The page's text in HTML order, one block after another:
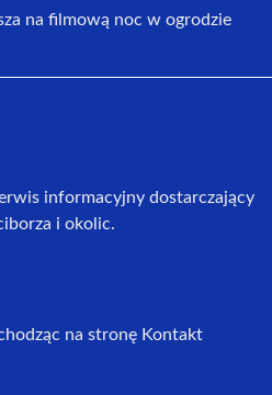
na filmową noc w ogrodzie
informacyjny dostarczający
i okolic.
na stronę Kontakt